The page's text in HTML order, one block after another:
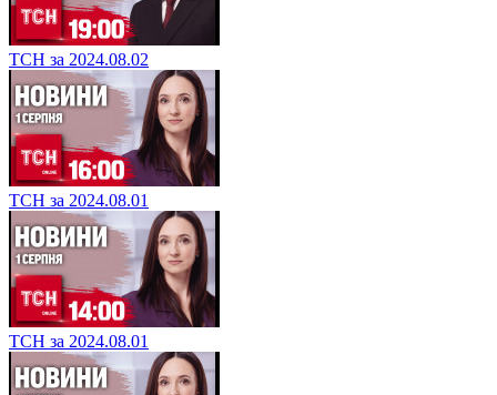
ТСН за 2024.08.02
ТСН за 2024.08.01
ТСН за 2024.08.01